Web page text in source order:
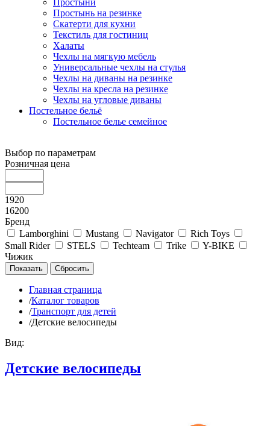
Простыни
Простынь на резинке
Скатерти для кухни
Текстиль для гостиниц
Халаты
Чехлы на мягкую мебель
Универсальные чехлы на стулья
Чехлы на диваны на резинке
Чехлы на кресла на резинке
Чехлы на угловые диваны
Постельное бельё
Постельное белье семейное
Выбор по параметрам
Розничная цена
1920
16200
Бренд
Lamborghini
Mustang Navigator
Rich Toys
Small Rider
STELS Techteam Trike
Y-BIKE
Чижик
Главная страница
/Каталог товаров
/Транспорт для детей
/Детские велосипеды
Вид:
Детские велосипеды